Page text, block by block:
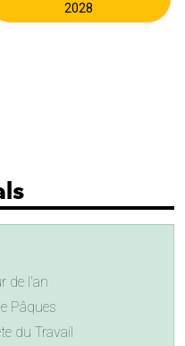
2028
de l'an
Pâques
du Travail